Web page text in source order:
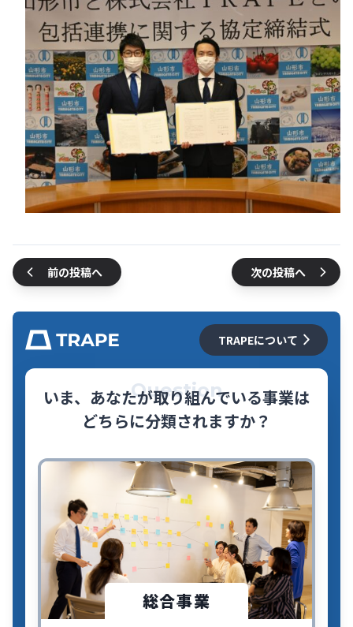
前の投稿へ 次の投稿へ
TRAPEについて
Question
いま、あなたが取り組んでいる事業は
どちらに分類されますか？
総合事業